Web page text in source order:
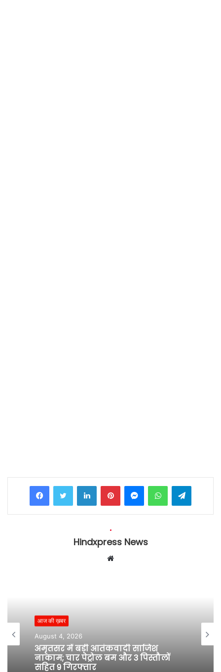
Hindxpress News
आज की ख़बर
August 4, 2026
अमृतसर में बड़ी आतंकवादी साजिश
नाकाम; चार पेट्रोल बम और 3 पिस्तौलों
सहित 9 गिरफ्तार